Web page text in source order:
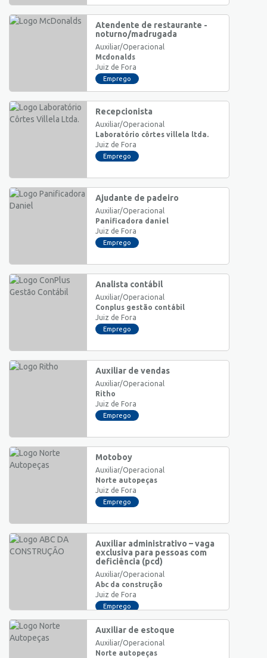
Atendente de restaurante -
noturno/madrugada
Auxiliar/Operacional
Mcdonalds
Juiz de Fora
Emprego
Recepcionista
Auxiliar/Operacional
Laboratório côrtes villela ltda.
Juiz de Fora
Emprego
Ajudante de padeiro
Auxiliar/Operacional
Panificadora daniel
Juiz de Fora
Emprego
Analista contábil
Auxiliar/Operacional
Conplus gestão contábil
Juiz de Fora
Emprego
Auxiliar de vendas
Auxiliar/Operacional
Ritho
Juiz de Fora
Emprego
Motoboy
Auxiliar/Operacional
Norte autopeças
Juiz de Fora
Emprego
Auxiliar administrativo – vaga
exclusiva para pessoas com
deficiência (pcd)
Auxiliar/Operacional
Abc da construção
Juiz de Fora
Emprego
Auxiliar de estoque
Auxiliar/Operacional
Norte autopeças